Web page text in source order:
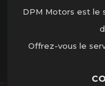
DPM Motors est le
Offrez-vous le